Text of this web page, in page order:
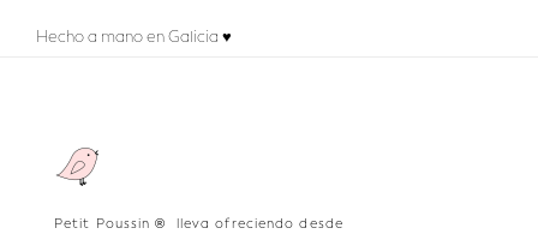
Hecho a mano en Galicia ♥
Petit Poussin ® lleva ofreciendo desde